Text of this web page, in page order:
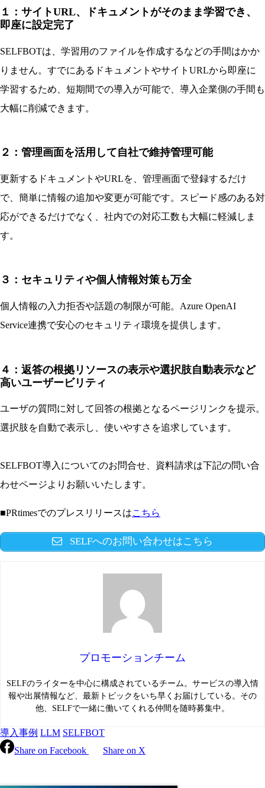
１：サイトURL、ドキュメントがそのまま学習でき、
即座に設定完了
SELFBOTは、学習用のファイルを作成するなどの手間はかか
りません。すでにあるドキュメントやサイトURLから即座に
学習するため、短期間での導入が可能で、導入企業側の手間も
大幅に削減できます。
２：管理画面を活用して自社で維持管理可能
更新するドキュメントやURLを、管理画面で登録するだけ
で、簡単に情報の追加や変更が可能です。スピード感のある対
応ができるだけでなく、社内での対応工数も大幅に軽減しま
す。
３：セキュリティや個人情報対策も万全
個人情報の入力拒否や話題の制限が可能。Azure OpenAI
Service連携で安心のセキュリティ環境を提供します。
４：返答の根拠リソースの表示や選択肢自動表示など
高いユーザービリティ
ユーザの質問に対して回答の根拠となるページリンクを提示。
選択肢を自動で表示し、使いやすさを追求しています。
SELFBOT導入についてのお問合せ、資料請求は下記の問い合
わせページよりお願いいたします。
■PRtimesでのプレスリリースはこち ら
SELFへのお問い合わせはこちら
プロモーションチーム
SELFのライターを中心に構成されているチーム。サービスの導入情
報や出展情報など、最新トピックをいち早くお届けしている。その
他、SELFで一緒に働いてくれる仲間を随時募集中。
導入事例 LLM SELFBOT
Share on Facebook
Share on X